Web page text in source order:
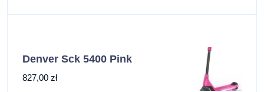
Denver Sck 5400 Pink
827,00 zł